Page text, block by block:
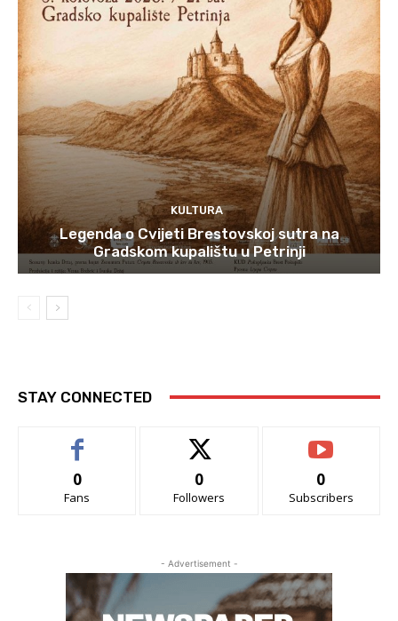
KULTURA
Legenda o Cvijeti Brestovskoj sutra na
Gradskom kupalištu u Petrinji
STAY CONNECTED
0
Fans
0
Followers
0
Subscribers
- Advertisement -